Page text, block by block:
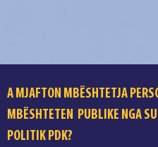
A MJAFTON MBËSHTETJA
MBËSHTETEN PUBLIKE NGA
POLITIK PDK?